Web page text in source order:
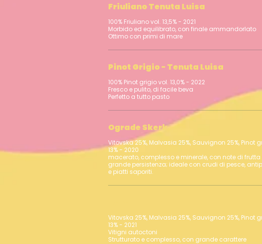
Friuliano Tenuta Luisa
100% Friuliano vol. 13,5% - 2021
Morbido ed equilibrato, con finale ammandorlato
Ottimo con primi di mare
Pinot Grigio - Tenuta Luisa
100% Pinot grigio vol. 13,0% - 2022
Fresco e pulito, di facile beva
Perfetto a tutto pasto
Ograde Skerk
Vitovska 25%, Malvasia 25%, Sauvignon 25%, Pinot
13% - 2020
macerato, complesso e minerale, con note di
grande persistenza; ideale con crudi di pesce,
e piatti saporiti.
Vitovska 25%, Malvasia 25%, Sauvignon 25%, Pinot
13% - 2021
Vitigni autoctoni
Strutturato e complesso, con grande carattere